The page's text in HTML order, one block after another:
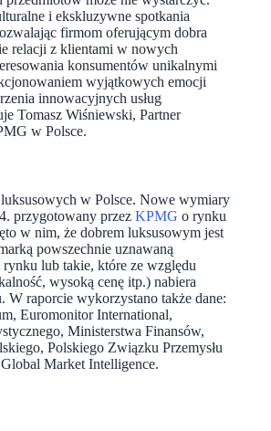
i ekskluzywne spotkania
firmom oferującym dobra
relacji z klientami w nowych
konsumentów unikalnymi
wyjątkowych emocji
innowacyjnych usług
Tomasz Wiśniewski, Partner
w Polsce.
w Polsce. Nowe wymiary
przygotowany przez KPMG o rynku
w nim, że dobrem luksusowym jest
powszechnie uznawaną
lub takie, które ze względu
wysoką cenę itp.) nabiera
W raporcie wykorzystano także dane:
Euromonitor International,
Ministerstwa Finansów,
Polskiego Związku Przemysłu
Market Intelligence.